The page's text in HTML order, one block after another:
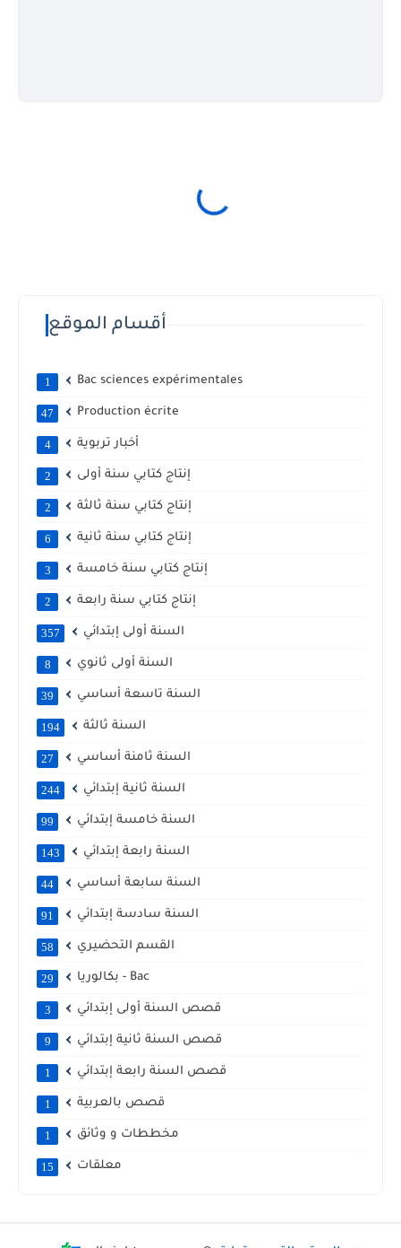
أقسام الموقع
Bac sciences expérimentales
1
Production écrite
47
أخبار تربوية 4
إنتاج كتابي سنة أولى 2
إنتاج كتابي سنة ثالثة 2
إنتاج كتابي سنة ثانية 6
إنتاج كتابي سنة خامسة 3
إنتاج كتابي سنة رابعة 2
السنة أولى إبتدائي 357
السنة أولى ثانوي 8
السنة تاسعة أساسي 39
السنة ثالثة 194
السنة ثامنة أساسي 27
السنة ثانية إبتدائي 244
السنة خامسة إبتدائي 99
السنة رابعة إبتدائي 143
السنة سابعة أساسي 44
السنة سادسة إبتدائي 91
القسم التحضيري 58
بكالوريا - Bac 29
قصص السنة أولى إبتدائي 3
قصص السنة ثانية إبتدائي 9
قصص السنة رابعة إبتدائي 1
قصص بالعربية 1
مخططات و وثائق 1
معلقات 15